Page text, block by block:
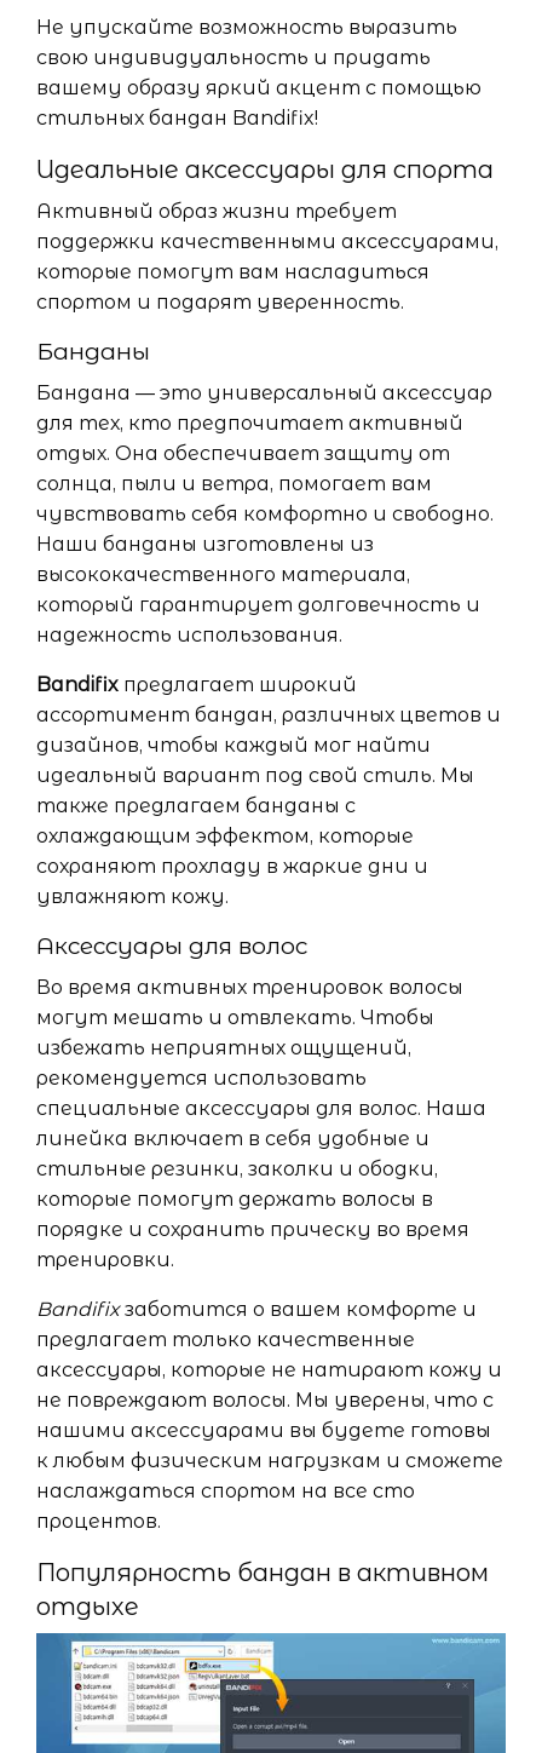
Не упускайте возможность выразить
свою индивидуальность и придать
вашему образу яркий акцент с помощью
стильных бандан Bandifix!
Идеальные аксессуары для спорта
Активный образ жизни требует
поддержки качественными аксессуарами,
которые помогут вам насладиться
спортом и подарят уверенность.
Банданы
Бандана — это универсальный аксессуар
для тех, кто предпочитает активный
отдых. Она обеспечивает защиту от
солнца, пыли и ветра, помогает вам
чувствовать себя комфортно и свободно.
Наши банданы изготовлены из
высококачественного материала,
который гарантирует долговечность и
надежность использования.
Bandifix предлагает широкий
ассортимент бандан, различных цветов и
дизайнов, чтобы каждый мог найти
идеальный вариант под свой стиль. Мы
также предлагаем банданы с
охлаждающим эффектом, которые
сохраняют прохладу в жаркие дни и
увлажняют кожу.
Аксессуары для волос
Во время активных тренировок волосы
могут мешать и отвлекать. Чтобы
избежать неприятных ощущений,
рекомендуется использовать
специальные аксессуары для волос. Наша
линейка включает в себя удобные и
стильные резинки, заколки и ободки,
которые помогут держать волосы в
порядке и сохранить прическу во время
тренировки.
Bandifixзаботится о вашем комфорте и
предлагает только качественные
аксессуары, которые не натирают кожу и
не повреждают волосы. Мы уверены, что с
нашими аксессуарами вы будете готовы
к любым физическим нагрузкам и сможете
наслаждаться спортом на все сто
процентов.
Популярность бандан в активном
отдыхе